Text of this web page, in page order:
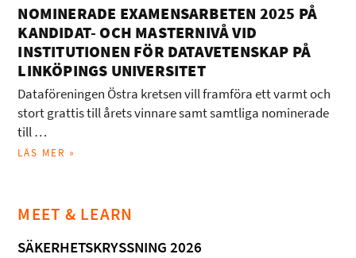
NOMINERADE EXAMENSARBETEN 2025 PÅ
KANDIDAT- OCH MASTERNIVÅ VID
INSTITUTIONEN FÖR DATAVETENSKAP PÅ
LINKÖPINGS UNIVERSITET
Dataföreningen Östra kretsen vill framföra ett varmt och
stort grattis till årets vinnare samt samtliga nominerade
till …
LÄS MER »
MEET & LEARN
SÄKERHETSKRYSSNING 2026